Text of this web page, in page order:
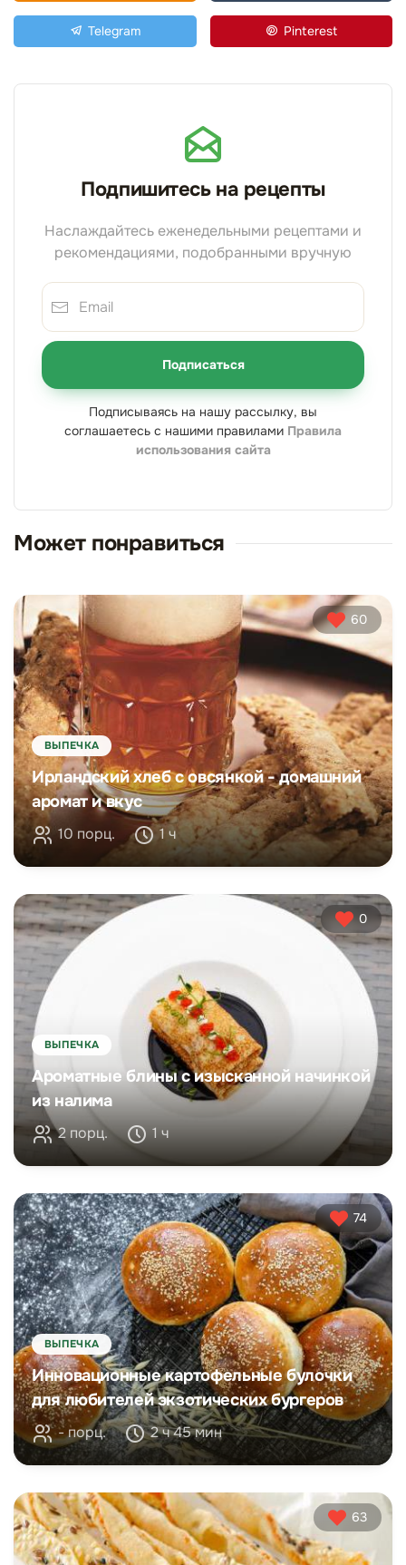
Telegram Pinterest
Подпишитесь на рецепты
Наслаждайтесь еженедельными рецептами и
рекомендациями, подобранными вручную
Подписаться
Подписываясь на нашу рассылку, вы
соглашаетесь с нашими правилами Правила
использования сайта
Может понравиться
60
ВЫПЕЧКА
Ирландский хлеб с овсянкой - домашний
аромат и вкус
10 порц. 1 ч
0
ВЫПЕЧКА
Ароматные блины с изысканной начинкой
из налима
2 порц. 1 ч
74
ВЫПЕЧКА
Инновационные картофельные булочки
для любителей экзотических бургеров
- порц. 2 ч 45 мин
63